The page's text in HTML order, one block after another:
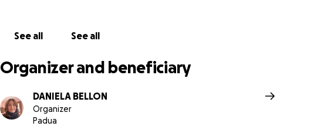
See all See all
Organizer and beneficiary
DANIELA BELLON
Organizer
Padua